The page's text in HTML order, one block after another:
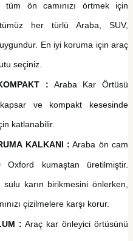
tüm ön camınızı örtmek için
her türlü Araba, SUV,
En iyi koruma için araç
seçiniz.
: Araba Kar Örtüsü
ve kompakt kesesinde
katlanabilir.
KALKANI : Araba ön cam
Oxford kumaştan üretilmiştir.
karın birikmesini önlerken,
çizilmelere karşı korur.
: Araç kar önleyici örtüsünü